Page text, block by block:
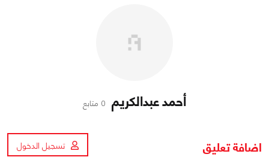
أحمد عبدالكريم 0 متابع
اضافة تعليق تسجيل الدخول